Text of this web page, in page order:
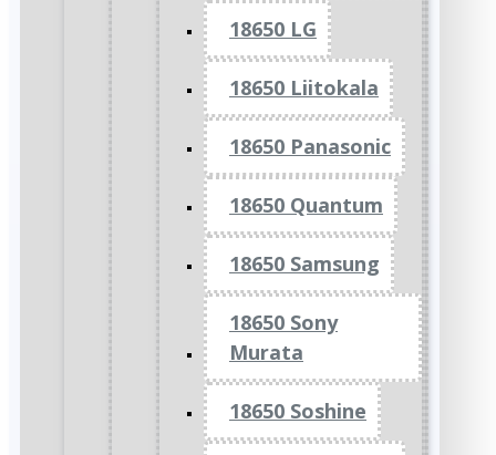
18650 LG
18650 Liitokala
18650 Panasonic
18650 Quantum
18650 Samsung
18650 Sony
Murata
18650 Soshine